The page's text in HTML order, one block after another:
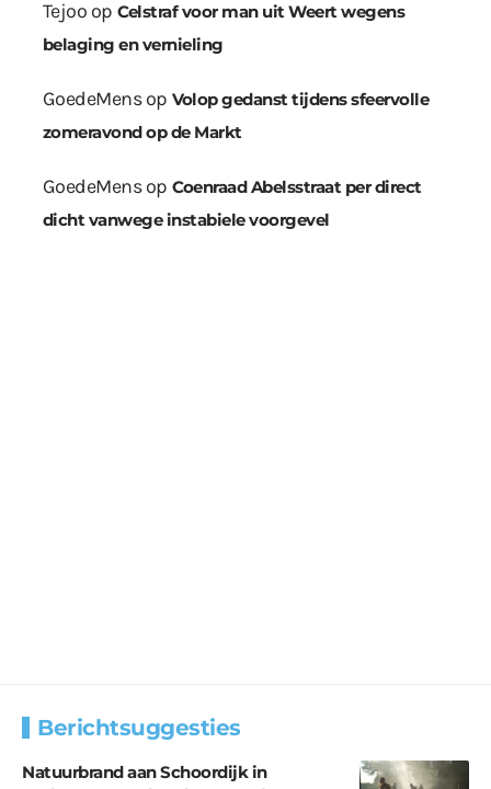
Tejoo op Celstraf voor man uit Weert wegens
belaging en vernieling
GoedeMensop Volop gedanst tijdens sfeervolle
zomeravond op de Markt
GoedeMensop Coenraad Abelsstraat per direct
dicht vanwege instabiele voorgevel
Berichtsuggesties
Natuurbrand aan Schoordijk in